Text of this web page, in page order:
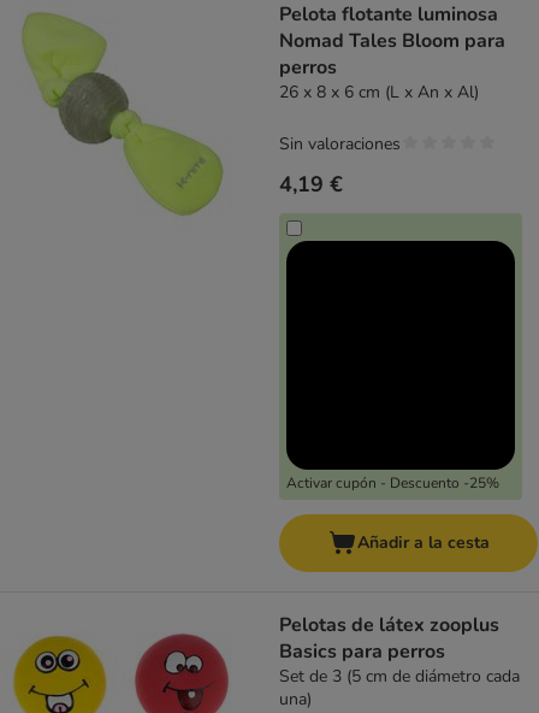
Pelota flotante luminosa
Nomad Tales Bloom para
perros
26 x 8 x 6 cm (L x An x Al)
4,19 €
Activar cupón - Descuento -25%
Sin valoraciones
Añadir a la cesta
Pelotas de látex zooplus
Basics para perros
Set de 3 (5 cm de diámetro cada
una)